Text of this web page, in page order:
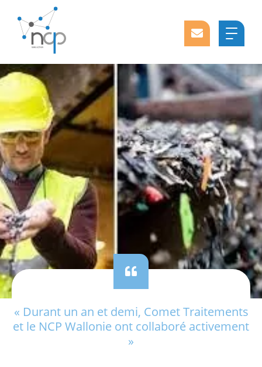
« Durant un an et demi, Comet Traitements
et le NCP Wallonie ont collaboré activement
»